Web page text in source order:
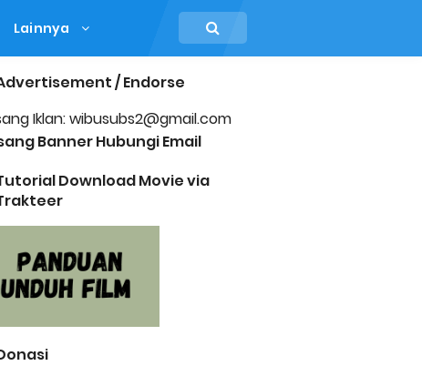
Lainnya
13 comments
/ Endorse
Iklan: wibusubs2@gmail.com
Banner Hubungi Email
Download Movie via